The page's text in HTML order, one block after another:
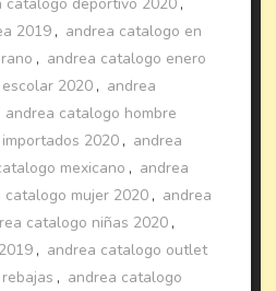
2019 , andrea catalogo en
, andrea catalogo enero
2020 , andrea
andrea catalogo hombre
2020 , andrea
mexicano , andrea
catalogo mujer 2020 , andrea
catalogo niñas 2020 ,
, andrea catalogo outlet
, andrea catalogo